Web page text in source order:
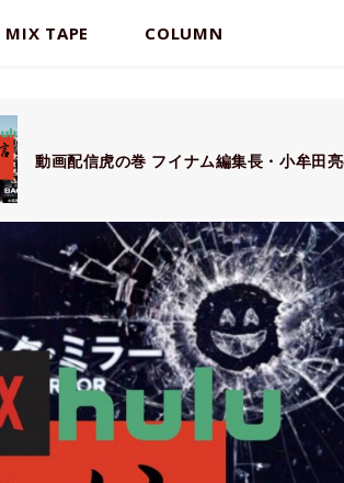
MIX TAPE COLUMN
動画配信虎の巻 フイナム編集長・小牟田